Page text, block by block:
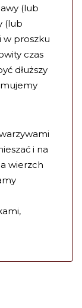
(lub
(lub
w proszku
czas
dłuższy
i na
wierzch